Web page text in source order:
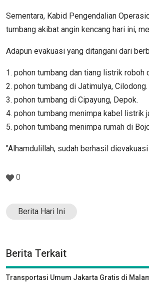
Sementara, Kabid Pengendalian
tumbang akibat angin kencang hari ini,
Adapun evakuasi yang ditangani dari
1. pohon tumbang dan tiang listrik roboh
2. pohon tumbang di Jatimulya, Cilodong.
3. pohon tumbang di Cipayung, Depok.
4. pohon tumbang menimpa kabel listrik
5. pohon tumbang menimpa rumah di
"Alhamdulillah, sudah berhasil
0
Berita Hari Ini
Berita Terkait
Transportasi Umum Jakarta Gratis di